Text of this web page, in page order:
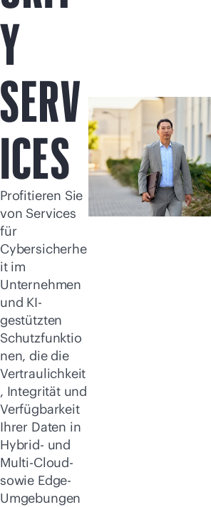
Y
SERV
ICES
Profitieren Sie
von Services
für
Cybersicherhe
it im
Unternehmen
und KI-
gestützten
Schutzfunktio
nen, die die
Vertraulichkeit
, Integrität und
Verfügbarkeit
Ihrer Daten in
Hybrid- und
Multi-Cloud-
sowie Edge-
Umgebungen